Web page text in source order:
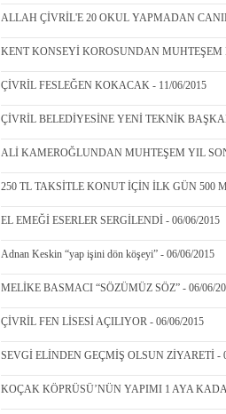
ALLAH ÇİVRİL'E 20 OKUL YAPMADAN
KENT KONSEYİ KOROSUNDAN MUHTEŞEM
ÇİVRİL FESLEĞEN KOKACAK - 11/06/2015
ÇİVRİL BELEDİYESİNE YENİ TEKNİK
ALİ KAMEROĞLUNDAN MUHTEŞEM YIL
250 TL TAKSİTLE KONUT İÇİN İLK GÜN 500
EL EMEĞİ ESERLER SERGİLENDİ - 06/06/2015
Adnan Keskin “yap işini dön köşeyi” - 06/06/2015
MELİKE BASMACI “SÖZÜMÜZ SÖZ” - 06/06/
ÇİVRİL FEN LİSESİ AÇILIYOR - 06/06/2015
SEVGİ ELİNDEN GEÇMİŞ OLSUN ZİYARETİ -
KOÇAK KÖPRÜSÜ’NÜN YAPIMI 1 AYA